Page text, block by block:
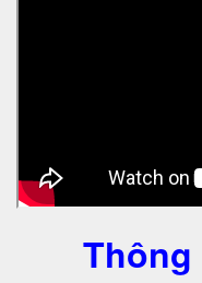
Thông